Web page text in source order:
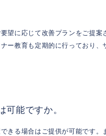
望に応じて改善プランをご提案
ー教育も定期的に行っており、
能ですか。
きる場合はご提供が可能です。